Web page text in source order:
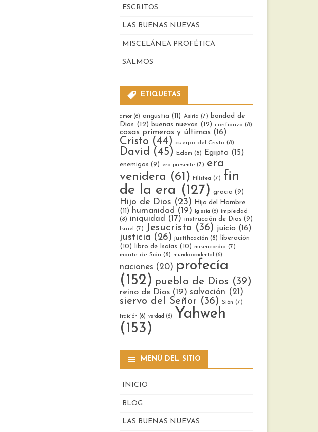
ESCRITOS
LAS BUENAS NUEVAS
MISCELÁNEA PROFÉTICA
SALMOS
ETIQUETAS
amor(6) angustia (11) Asiria (7) bondad de
Dios (12) buenas nuevas (12) confianza (8)
cosas primeras y últimas (16)
Cristo (44) cuerpo del Cristo (8)
David (45) Edom (8) Egipto (15)
enemigos (9) era presente(7) era
venidera (61) Filistea (7) fin
de la era (127) gracia (9)
Hijo de Dios (23)
Hijo del Hombre
(11)
humanidad (19) Iglesia (6) impiedad
(8) iniquidad (17) instrucción de Dios (9)
Israel (7) Jesucristo (36) juicio (16)
justicia (26) justificación (8)
liberación
(10)
libro de Isaías (10) misericordia (7)
monte de Sión (8) mundo occidental (6)
naciones (20) profecía
(152) pueblo de Dios (39)
reino de Dios(19) salvación (21)
siervo del Señor (36) Sión (7)
traición (6) verdad (6)
Yahweh
(153)
MENÚ DEL SITIO
INICIO
BLOG
LAS BUENAS NUEVAS